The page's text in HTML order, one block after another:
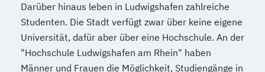
Darüber hinaus leben in Ludwigshafen zahlreiche
Studenten. Die Stadt verfügt zwar über keine eigene
Universität, dafür aber über eine Hochschule. An der
"Hochschule Ludwigshafen am Rhein" haben
Männer und Frauen die Möglichkeit, Studiengänge in